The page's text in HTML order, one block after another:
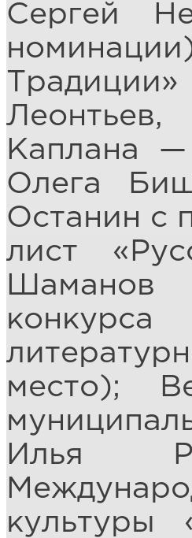
Сергей
Каплана
Олега
Останин с
лист
Шаманов
место);
Илья